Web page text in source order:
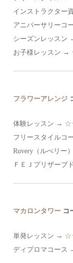
インストラクター
アニバーサリーコ
シーズンレッスン
お子様レッスン →
フラワーアレンジ
体験レッスン →
フリースタイルコ
Ruvery（ルべリー
ＦＥＪプリザーブ
マカロンタワー コ
単発レッスン →
ディプロマコース